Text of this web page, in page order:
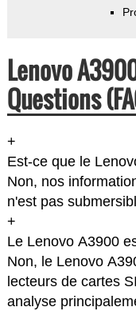
Lenovo
Questions
+
Est-ce que le
Non, nos
n'est pas
+
Le Lenovo A3900
Non, le Lenovo
lecteurs de cartes
analyse